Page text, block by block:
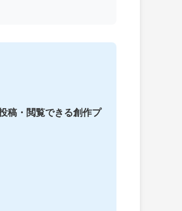
稿・閲覧できる創作プ